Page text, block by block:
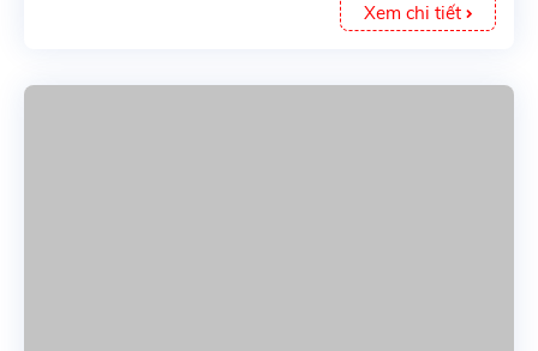
Xem chi tiết